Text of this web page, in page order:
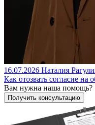
16.07.2026 Наталия
Как отозвать согласие на
Вам нужна наша помощь?